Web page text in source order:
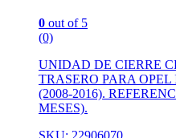
0 out of 5
(0)
UNIDAD DE CIERRE
TRASERO PARA
(2008-2016).
MESES).
SKU: 22906070